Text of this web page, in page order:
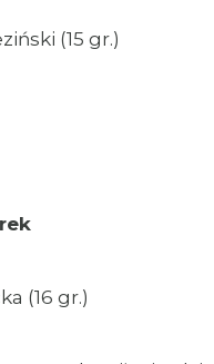
(15 gr.)
(16 gr.)